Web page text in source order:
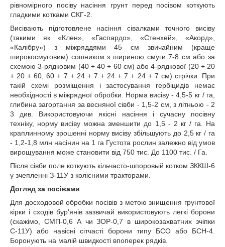
рівномірного посіву насіння грунт перед посівом коткують
гладкими котками СКГ-2.
Висівають підготовлене насіння сівалками точного висіву
(такими як «Клен», «Гаспардо», «Стенхей», «Акорд»,
«Калібру») з міжряддями 45 см звичайним (краще
широкосмуговим) сошником з шириною смуги 7-8 см або за
схемою 3-рядковим (40 + 40 + 60 см) або 4-рядкової (20 + 20
+ 20 + 60, 60 + 7 + 24 + 7 + 24 + 7 + 24 + 7 см) стрічки. При
такій схемі розміщення і застосування гербіцидів немає
необхідності в міжрядної обробки. Норма висіву - 4,5-5 кг / га,
глибина загортання за весняної сівби - 1,5-2 см, з літньою - 2
3 див. Використовуючи якісні насіння і сучасну посівну
техніку, норму висіву можна зменшити до 1,5 - 2 кг / га. На
краплинному зрошенні норму висіву збільшують до 2,5 кг / га
- 1,2-1,8 млн насінин на 1 га Густота рослин залежно від умов
вирощування може становити від 750 тис. До 1100 тис. / Га.
Після сівби поле коткують кільчасто-шпоровый котком ЗККШ-6
у зчепленні З-11У з колісними тракторами.
Догляд за посівами
Для досходовой обробки посівів з метою знищення грунтової
кірки і сходів бур'янів зазвичай використовують легкі борони
(скажімо, СМП-0,6 А чи ЗОР-0,7 в широкозахватних зчіпки
С-11У) або навісні сітчасті борони типу БСО або БСН-4.
Боронують на малій швидкості впоперек рядків.